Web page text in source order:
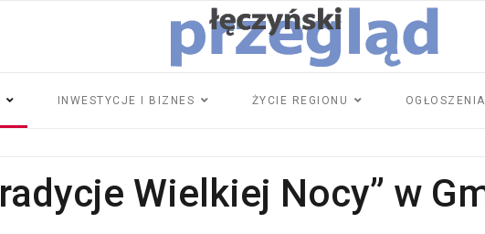
INWESTYCJE I BIZNES ŻYCIE REGIONU OGŁOSZENIA
Wielkiej Nocy” w